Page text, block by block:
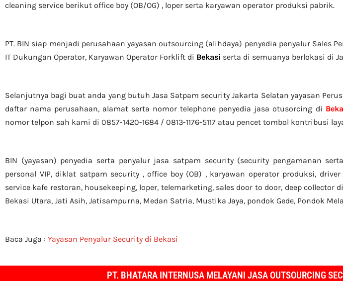
cleaning service berikut office boy (OB/OG) , loper serta karyawan operator produksi pabrik.
PT. BIN siap menjadi perusahaan yayasan outsourcing (alihdaya) penyedia penyalur Sales
IT Dukungan Operator, Karyawan Operator Forklift di Bekasi serta di semuanya berlokasi di
Selanjutnya bagi buat anda yang butuh Jasa Satpam security Jakarta Selatan yayasan
daftar nama perusahaan, alamat serta nomor telephone penyedia jasa otusorcing di
nomor telpon sah kami di 0857-1420-1684 / 0813-1176-5117 atau pencet tombol kontribusi
BIN (yayasan) penyedia serta penyalur jasa satpam security (security pengamanan
personal VIP, diklat satpam security , office boy (OB) , karyawan operator produksi,
service kafe restoran, housekeeping, loper, telemarketing, sales door to door, deep collector
Bekasi Utara, Jati Asih, Jatisampurna, Medan Satria, Mustika Jaya, pondok Gede, Pondok
Baca Juga : Yayasan Penyalur Security di Bekasi
PT. BHATARA INTERNUSA MELAYANI JASA OUTSOURCING